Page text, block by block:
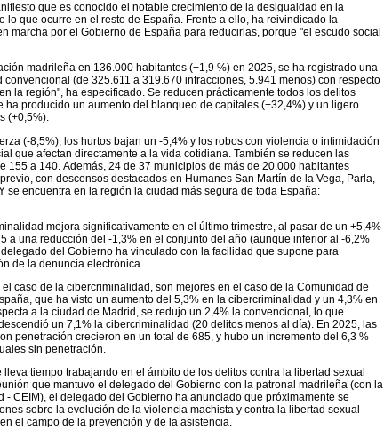
que es conocido el notable crecimiento de la desigualdad en la
lo que ocurre en el resto de España. Frente a ello, ha reivindicado la
marcha por el Gobierno de España para reducirlas, porque "el escudo social
madrileña en 136.000 habitantes (+1,9 %) en 2025, se ha registrado una
(de 325.611 a 319.670 infracciones, 5.941 menos) con respecto
la región", ha especificado. Se reducen prácticamente todos los delitos
ha producido un aumento del blanqueo de capitales (+32,4%) y un ligero
(+0,5%).
(-8,5%), los hurtos bajan un -5,4% y los robos con violencia o intimidación
que afectan directamente a la vida cotidiana. También se reducen las
155 a 140. Además, 24 de 37 municipios de más de 20.000 habitantes
con descensos destacados en Humanes San Martín de la Vega, Parla,
se encuentra en la región la ciudad más segura de toda España:
mejora significativamente en el último trimestre, al pasar de un +5,4%
a una reducción del -1,3% en el conjunto del año (aunque inferior al -6,2%
del Gobierno ha vinculado con la facilidad que supone para
de la denuncia electrónica.
caso de la cibercriminalidad, son mejores en el caso de la Comunidad de
que ha visto un aumento del 5,3% en la cibercriminalidad y un 4,3% en
a la ciudad de Madrid, se redujo un 2,4% la convencional, lo que
un 7,1% la cibercriminalidad (20 delitos menos al día). En 2025, las
penetración crecieron en un total de 685, y hubo un incremento del 6,3 %
sin penetración.
tiempo trabajando en el ámbito de los delitos contra la libertad sexual
que mantuvo el delegado del Gobierno con la patronal madrileña (con la
- CEIM), el delegado del Gobierno ha anunciado que próximamente se
sobre la evolución de la violencia machista y contra la libertad sexual
el campo de la prevención y de la asistencia.